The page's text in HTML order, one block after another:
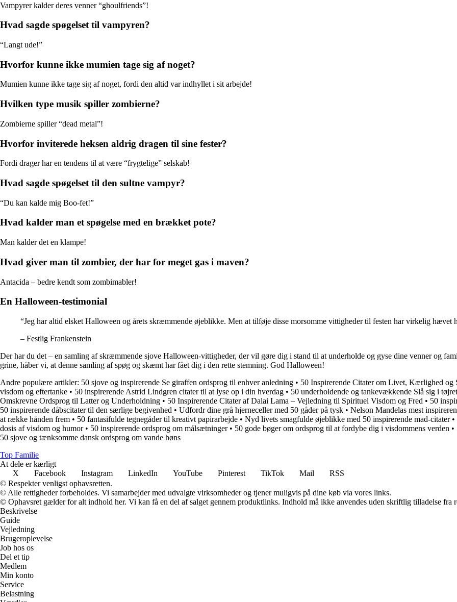
Vampyrer kalder deres venner “ghoulfriends”!
Hvad sagde spøgelset til vampyren?
“Langt ude!”
Hvorfor kunne ikke mumien tage sig af noget?
Mumien kunne ikke tage sig af noget, fordi den altid var indhyllet i sit arbejde!
Hvilken type musik spiller zombierne?
Zombierne spiller “dead metal”!
Hvorfor inviterede heksen aldrig dragen til sine fester?
Fordi drager har en tendens til at være “frygtelige” selskab!
Hvad sagde spøgelset til den sultne vampyr?
“Du kan kalde mig Boo-fet!”
Hvad kalder man et spøgelse med en brækket pote?
Man kalder det en klampe!
Hvad giver man til zombier, der har for meget gas i maven?
Antacida – bedre kendt som zombimabler!
En Halloween-testimonial
“Jeg har altid elsket Halloween og årets skræmmende øjeblikke. Men at tilføje disse morsomme vittigheder til festen har virkelig
– Festlig Frankenstein
Der har du det – en samling af skræmmende sjove Halloween-vittigheder, der vil gøre dig i stand til at underholde og gyse dine venner og
grine, håber vi, at denne samling af spøg og skæmt har fået dig i den rette stemning. God Halloween!
Andre populære artikler: 50 sjove og inspirerende Se giraffen ordsprog til enhver anledning • 50 Inspirerende Citater om Livet, Kærlighed og
visdom og eftertanke • 50 inspirerende Astrid Lindgren citater til at lyse op i din hverdag • 50 underholdende og tankevækkende Slå sig i
Omskrevne Ordsprog til Latter og Underholdning • 50 Inspirerende Citater af Dalai Lama – Vejledning til Spirituel Visdom og Fred • 50
50 inspirerende dåbscitater til den særlige begivenhed • Udfordr dine grå hjerneceller med 50 gåder på tysk • Nelson Mandelas mest
at række hånden frem • 50 fantasifulde tegnegåder til kreativt papirarbejde • Nyd livets smagfulde øjeblikke med 50 inspirerende mad-citater•
dosis af visdom og humor• 50 inspirerende ordsprog om målsætninger• 50 gode bøger om ordsprog til at fordybe dig i visdommens verden •
50 sjove og tænksomme dansk ordsprog om vande høns
Top Familie
At dele er kærligt
X
Facebook Instagram LinkedIn YouTube Pinterest TikTok Mail
RSS
© Respekter venligst ophavsretten.
© Alle rettigheder forbeholdes. Vi samarbejder med udvalgte virksomheder og tjener muligvis på dine køb via vores links.
© Ophavsret gælder for alt indhold her. Vi kan få en del af salget gennem produktlinks. Indhold må ikke anvendes uden skriftlig tilladelse fra
Beskrivelse
Guide
Vejledning
Brugeroplevelse
Job hos os
Del et tip
Medlem
Min konto
Service
Belastning